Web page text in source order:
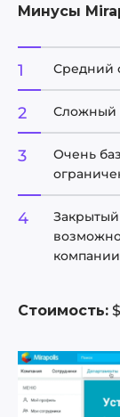
Минусы
Средний
Сложный
Очень
Стоимость: